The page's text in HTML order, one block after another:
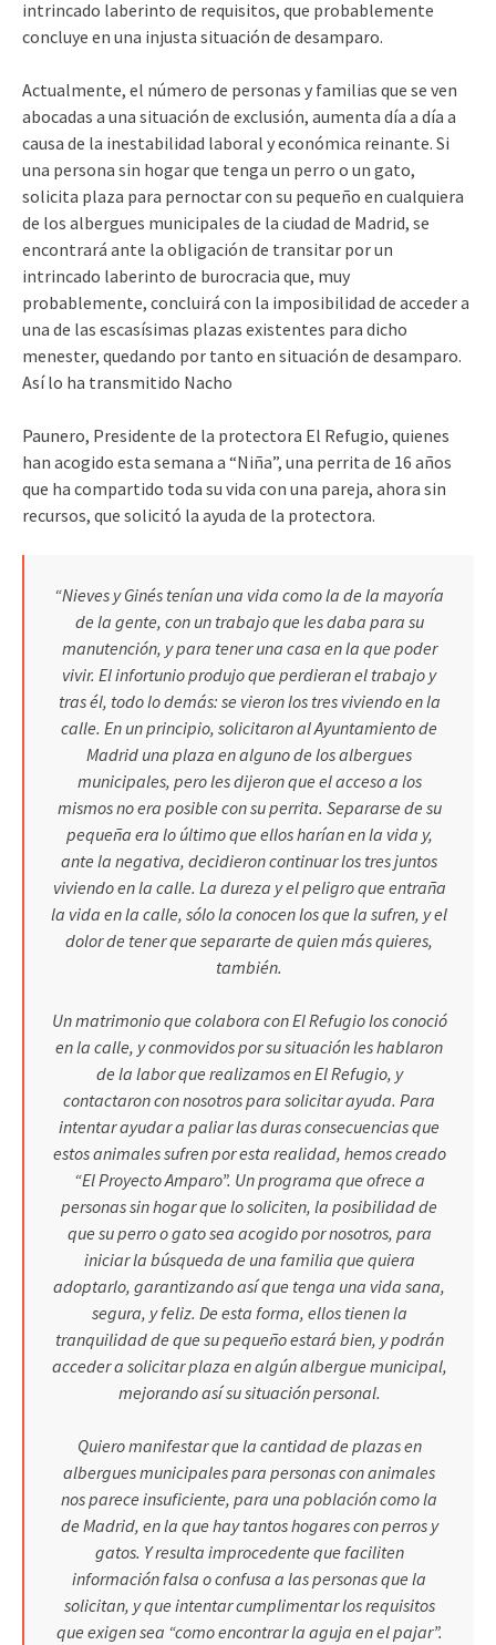
intrincado laberinto de requisitos, que probablemente
concluye en una injusta situación de desamparo.
Actualmente, el número de personas y familias que se ven
abocadas a una situación de exclusión, aumenta día a día a
causa de la inestabilidad laboral y económica reinante. Si
una persona sin hogar que tenga un perro o un gato,
solicita plaza para pernoctar con su pequeño en cualquiera
de los albergues municipales de la ciudad de Madrid, se
encontrará ante la obligación de transitar por un
intrincado laberinto de burocracia que, muy
probablemente, concluirá con la imposibilidad de acceder a
una de las escasísimas plazas existentes para dicho
menester, quedando por tanto en situación de desamparo.
Así lo ha transmitido Nacho
Paunero, Presidente de la protectora El Refugio, quienes
han acogido esta semana a “Niña”, una perrita de 16 años
que ha compartido toda su vida con una pareja, ahora sin
recursos, que solicitó la ayuda de la protectora.
“Nieves y Ginés tenían una vida como la de la mayoría
de la gente, con un trabajo que les daba para su
manutención, y para tener una casa en la que poder
vivir. El infortunio produjo que perdieran el trabajo y
tras él, todo lo demás: se vieron los tres viviendo en la
calle. En un principio, solicitaron al Ayuntamiento de
Madrid una plaza en alguno de los albergues
municipales, pero les dijeron que el acceso a los
mismos no era posible con su perrita. Separarse de su
pequeña era lo último que ellos harían en la vida y,
ante la negativa, decidieron continuar los tres juntos
viviendo en la calle. La dureza y el peligro que entraña
la vida en la calle, sólo la conocen los que la sufren, y el
dolor de tener que separarte de quien más quieres,
también.
Un matrimonio que colabora con El Refugio los conoció
en la calle, y conmovidos por su situación les hablaron
de la labor que realizamos en El Refugio, y
contactaron con nosotros para solicitar ayuda. Para
intentar ayudar a paliar las duras consecuencias que
estos animales sufren por esta realidad, hemos creado
“El Proyecto Amparo”. Un programa que ofrece a
personas sin hogar que lo soliciten, la posibilidad de
que su perro o gato sea acogido por nosotros, para
iniciar la búsqueda de una familia que quiera
adoptarlo, garantizando así que tenga una vida sana,
segura, y feliz. De esta forma, ellos tienen la
tranquilidad de que su pequeño estará bien, y podrán
acceder a solicitar plaza en algún albergue municipal,
mejorando así su situación personal.
Quiero manifestar que la cantidad de plazas en
albergues municipales para personas con animales
nos parece insuficiente, para una población como la
de Madrid, en la que hay tantos hogares con perros y
gatos. Y resulta improcedente que faciliten
información falsa o confusa a las personas que la
solicitan, y que intentar cumplimentar los requisitos
que exigen sea “como encontrar la aguja en el pajar”.